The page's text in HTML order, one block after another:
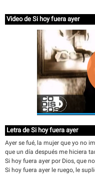
Video de Si hoy fuera ayer
Letra de Si hoy fuera ayer
Ayer se fué, la mujer que yo no
que un día después me hiciera
Si hoy fuera ayer por Dios, que
Si hoy fuera ayer le ruego, le